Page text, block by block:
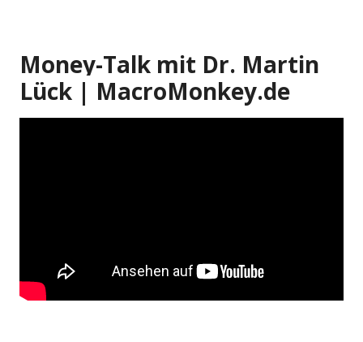
Money-Talk mit Dr. Martin
Lück | MacroMonkey.de